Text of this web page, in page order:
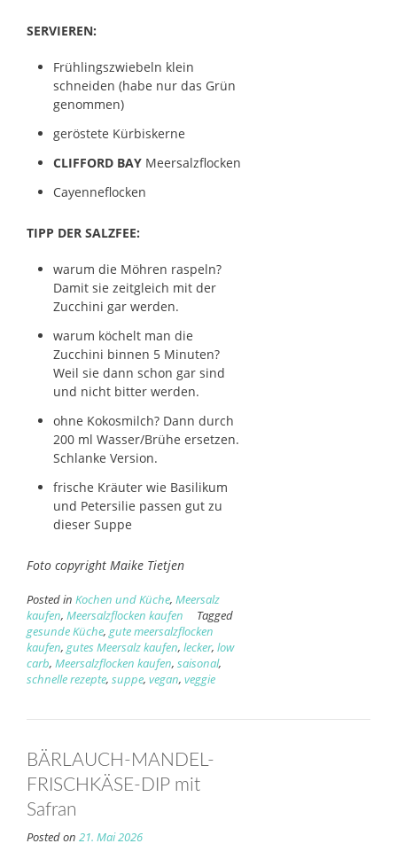
SERVIEREN:
Frühlingszwiebeln klein
schneiden (habe nur das Grün
genommen)
geröstete Kürbiskerne
CLIFFORD BAY Meersalzflocken
Cayenneflocken
TIPP DER SALZFEE:
warum die Möhren raspeln?
Damit sie zeitgleich mit der
Zucchini gar werden.
warum köchelt man die
Zucchini binnen 5 Minuten?
Weil sie dann schon gar sind
und nicht bitter werden.
ohne Kokosmilch? Dann durch
200 ml Wasser/Brühe ersetzen.
Schlanke Version.
frische Kräuter wie Basilikum
und Petersilie passen gut zu
dieser Suppe
Foto copyright Maike Tietjen
Posted in Kochen und Küche, Meersalz
kaufen, Meersalzflocken kaufen
Tagged
gesunde Küche, gute meersalzflocken
kaufen, gutes Meersalz kaufen, lecker, low
carb, Meersalzflocken kaufen, saisonal,
schnelle rezepte, suppe, vegan, veggie
BÄRLAUCH-MANDEL-
FRISCHKÄSE-DIP mit
Safran
Posted on 21. Mai 2026